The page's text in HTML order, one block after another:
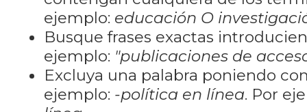
ejemplo: educación O
Busque frases exactas
ejemplo: "publicaciones de
Excluya una palabra poniendo
ejemplo: -política en línea. Por